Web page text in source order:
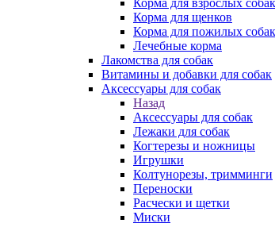
Корма для взрослых собак
Корма для щенков
Корма для пожилых собак
Лечебные корма
Лакомства для собак
Витамины и добавки для собак
Аксессуары для собак
Назад
Аксессуары для собак
Лежаки для собак
Когтерезы и ножницы
Игрушки
Колтунорезы, тримминги
Переноски
Расчески и щетки
Миски